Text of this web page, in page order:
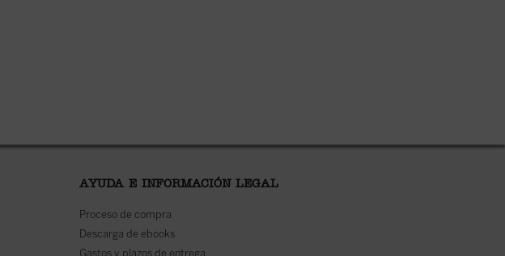
AYUDA E INFORMACIÓN LEGAL
Proceso de compra
Descarga de ebooks
Gastos y plazos de entrega